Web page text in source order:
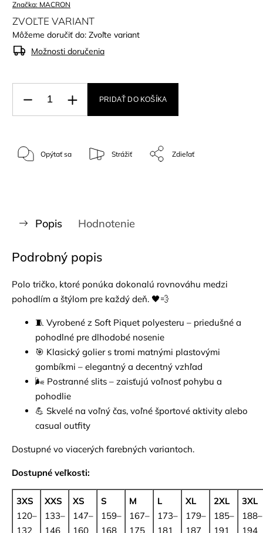
Značka: MACRON
ZVOĽTE VARIANT
Môžeme doručiť do: Zvoľte variant
Možnosti doručenia
PRIDAŤ DO KOŠÍKA
Opýtať sa Strážiť Zdieľať
Popis Hodnotenie
Podrobný popis
Polo tričko, ktoré ponúka dokonalú rovnováhu medzi
pohodlím a štýlom pre každý deň. 🖤💨
🧵 Vyrobené z Soft Piquet polyesteru – priedušné a
pohodlné pre dlhodobé nosenie
🎯 Klasický golier s tromi matnými plastovými
gombíkmi – elegantný a decentný vzhľad
🌬️ Postranné slits – zaisťujú voľnosť pohybu a
pohodlie
💪 Skvelé na voľný čas, voľné športové aktivity alebo
casual outfity
Dostupné vo viacerých farebných variantoch.
Dostupné veľkosti:
3XS
120–
132
XXS
133–
146
XS
147–
160
S
159–
168
M
167–
175
L
173–
181
XL
179–
187
2XL
185–
191
3XL
188–
194